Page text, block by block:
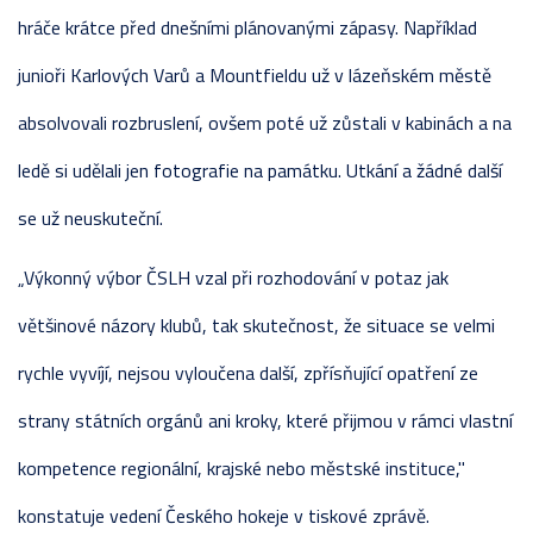
hráče krátce před dnešními plánovanými zápasy. Například
junioři Karlových Varů a Mountfieldu už v lázeňském městě
absolvovali rozbruslení, ovšem poté už zůstali v kabinách a na
ledě si udělali jen fotografie na památku. Utkání a žádné další
se už neuskuteční.
„Výkonný výbor ČSLH vzal při rozhodování v potaz jak
většinové názory klubů, tak skutečnost, že situace se velmi
rychle vyvíjí, nejsou vyloučena další, zpřísňující opatření ze
strany státních orgánů ani kroky, které přijmou v rámci vlastní
kompetence regionální, krajské nebo městské instituce,"
konstatuje vedení Českého hokeje v tiskové zprávě.